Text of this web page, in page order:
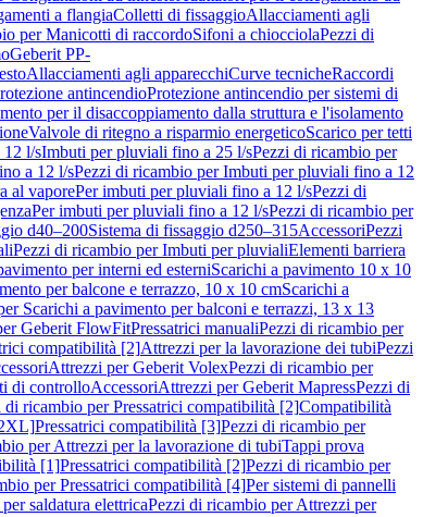
a flangiaColletti di fissaggioAllacciamenti agli
per Manicotti di raccordoSifoni a chiocciolaPezzi di
Geberit PP-
Allacciamenti agli apparecchiCurve tecnicheRaccordi
antincendioProtezione antincendio per sistemi di
per il disaccoppiamento dalla struttura e l'isolamento
Valvole di ritegno a risparmio energeticoScarico per tetti
l/sImbuti per pluviali fino a 25 l/sPezzi di ricambio per
a 12 l/sPezzi di ricambio per Imbuti per pluviali fino a 12
al vaporePer imbuti per pluviali fino a 12 l/sPezzi di
Per imbuti per pluviali fino a 12 l/sPezzi di ricambio per
d40–200Sistema di fissaggio d250–315AccessoriPezzi
Pezzi di ricambio per Imbuti per pluvialiElementi barriera
per interni ed esterniScarichi a pavimento 10 x 10
per balcone e terrazzo, 10 x 10 cmScarichi a
Scarichi a pavimento per balconi e terrazzi, 13 x 13
Geberit FlowFitPressatrici manualiPezzi di ricambio per
compatibilità [2]Attrezzi per la lavorazione dei tubiPezzi
Attrezzi per Geberit VolexPezzi di ricambio per
di controlloAccessoriAttrezzi per Geberit MapressPezzi di
di ricambio per Pressatrici compatibilità [2]Compatibilità
Pressatrici compatibilità [3]Pezzi di ricambio per
per Attrezzi per la lavorazione di tubiTappi prova
[1]Pressatrici compatibilità [2]Pezzi di ricambio per
per Pressatrici compatibilità [4]Per sistemi di pannelli
saldatura elettricaPezzi di ricambio per Attrezzi per